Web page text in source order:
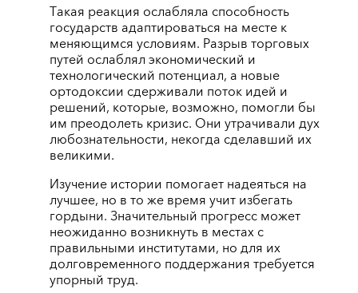
Такая реакция ослабляла способность
государств адаптироваться на месте к
меняющимся условиям. Разрыв торговых
путей ослаблял экономический и
технологический потенциал, а новые
ортодоксии сдерживали поток идей и
решений, которые, возможно, помогли бы
им преодолеть кризис. Они утрачивали дух
любознательности, некогда сделавший их
великими.
Изучение истории помогает надеяться на
лучшее, но в то же время учит избегать
гордыни. Значительный прогресс может
неожиданно возникнуть в местах с
правильными институтами, но для их
долговременного поддержания требуется
упорный труд.